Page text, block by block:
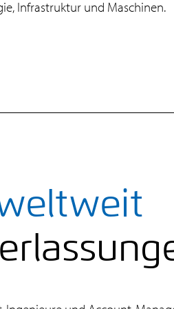
Infrastruktur und Maschinen.